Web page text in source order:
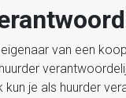
van een
kun je als huurder